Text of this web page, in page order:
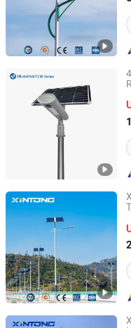
Bluesmart Solar PV Co.,
Guangdong, China
Yangzhou Xintong
Jiangsu, China